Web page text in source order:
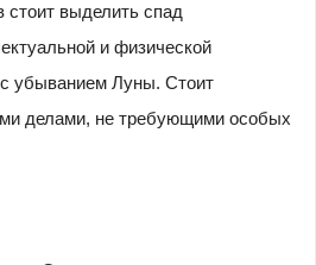
стоит выделить спад
и физической
убыванием Луны. Стоит
делами, не требующими особых